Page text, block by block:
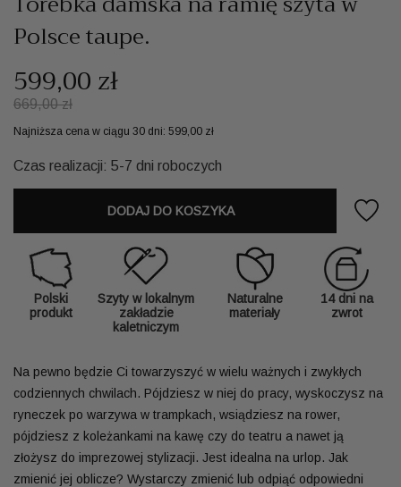
Polsce taupe.
599,00 zł
669,00 zł
Najniższa cena w ciągu 30 dni: 599,00 zł
Czas realizacji: 5-7 dni roboczych
DODAJ DO KOSZYKA
Polski
produkt
Szyty w lokalnym
zakładzie
kaletniczym
Naturalne
materiały
14 dni na
zwrot
Na pewno będzie Ci towarzyszyć w wielu ważnych i zwykłych
codziennych chwilach. Pójdziesz w niej do pracy, wyskoczysz na
ryneczek po warzywa w trampkach, wsiądziesz na rower,
pójdziesz z koleżankami na kawę czy do teatru a nawet ją
złożysz do imprezowej stylizacji. Jest idealna na urlop. Jak
zmienić jej oblicze? Wystarczy zmienić lub odpiąć odpowiedni